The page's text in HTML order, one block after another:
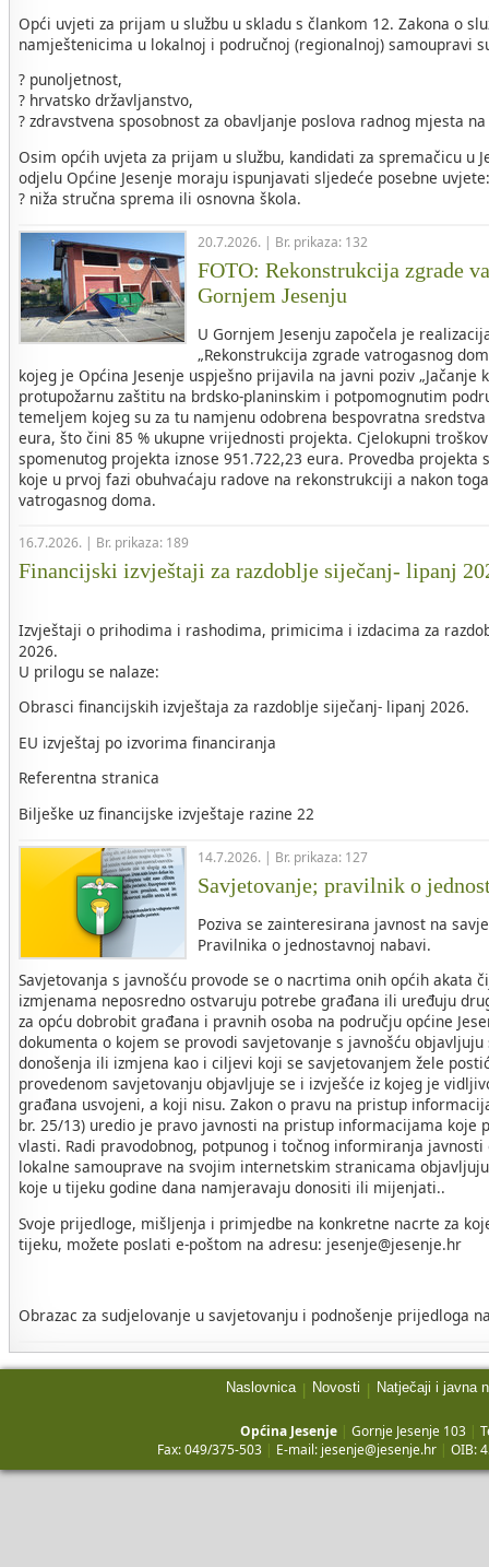
Opći uvjeti za prijam u službu u skladu s člankom 12. Zakona o
namještenicima u lokalnoj i područnoj (regionalnoj) samoupravi
? punoljetnost,
? hrvatsko državljanstvo,
? zdravstvena sposobnost za obavljanje poslova radnog mjesta
Osim općih uvjeta za prijam u službu, kandidati za spremačicu u
odjelu Općine Jesenje moraju ispunjavati sljedeće posebne uvjete:
? niža stručna sprema ili osnovna škola.
20.7.2026. | Br. prikaza: 132
FOTO: Rekonstrukcija zgrade
Gornjem Jesenju
U Gornjem Jesenju započela je
„Rekonstrukcija zgrade vatrogasnog
kojeg je Općina Jesenje uspješno prijavila na javni poziv „Jačanje
protupožarnu zaštitu na brdsko-planinskim i potpomognutim
temeljem kojeg su za tu namjenu odobrena bespovratna
eura, što čini 85 % ukupne vrijednosti projekta. Cjelokupni
spomenutog projekta iznose 951.722,23 eura. Provedba projekta
koje u prvoj fazi obuhvaćaju radove na rekonstrukciji a nakon
vatrogasnog doma.
16.7.2026. | Br. prikaza: 189
Financijski izvještaji za razdoblje siječanj- lipanj
Izvještaji o prihodima i rashodima, primicima i izdacima za
2026.
U prilogu se nalaze:
Obrasci financijskih izvještaja za razdoblje siječanj- lipanj 2026.
EU izvještaj po izvorima financiranja
Referentna stranica
Bilješke uz financijske izvještaje razine 22
14.7.2026. | Br. prikaza: 127
Savjetovanje; pravilnik o
Poziva se zainteresirana javnost na
Pravilnika o jednostavnoj nabavi.
Savjetovanja s javnošću provode se o nacrtima onih općih akata
izmjenama neposredno ostvaruju potrebe građana ili uređuju
za opću dobrobit građana i pravnih osoba na području općine
dokumenta o kojem se provodi savjetovanje s javnošću objavljuju
donošenja ili izmjena kao i ciljevi koji se savjetovanjem žele
provedenom savjetovanju objavljuje se i izvješće iz kojeg je
građana usvojeni, a koji nisu. Zakon o pravu na pristup
br. 25/13) uredio je pravo javnosti na pristup informacijama koje
vlasti. Radi pravodobnog, potpunog i točnog informiranja
lokalne samouprave na svojim internetskim stranicama
koje u tijeku godine dana namjeravaju donositi ili mijenjati..
Svoje prijedloge, mišljenja i primjedbe na konkretne nacrte za
tijeku, možete poslati e-poštom na adresu: jesenje@jesenje.hr
Obrazac za sudjelovanje u savjetovanju i podnošenje prijedloga
Naslovnica | Novosti | Natječaji i javna
Općina Jesenje | Gornje Jesenje 103 |
Fax: 049/375-503 | E-mail: jesenje@jesenje.hr | OIB: